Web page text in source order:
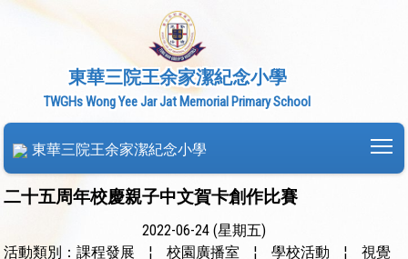
東華三院王余家潔紀念小學
TWGHs Wong Yee Jar Jat Memorial Primary School
東華三院王余家潔紀念小學
二十五周年校慶親子中文賀卡創作比賽
2022-06-24 (星期五)
活動類別：課程發展
¦ 校園廣播室 ¦ 學校活動 ¦
視覺